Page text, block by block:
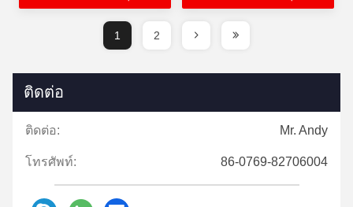
1 2
ติดต่อ
ติดต่อ: Mr. Andy
โทรศัพท์: 86-0769-82706004